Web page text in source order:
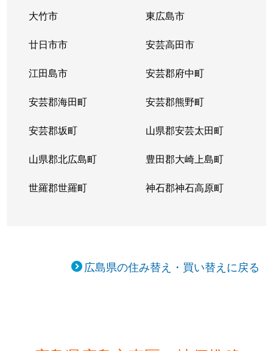
大竹市 東広島市
廿日市市 安芸高田市
江田島市 安芸郡府中町
安芸郡海田町 安芸郡熊野町
安芸郡坂町 山県郡安芸太田町
山県郡北広島町 豊田郡大崎上島町
世羅郡世羅町 神石郡神石高原町
広島県の住み替え・買い替えに戻る